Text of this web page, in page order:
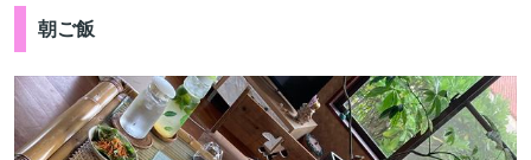
朝ご飯